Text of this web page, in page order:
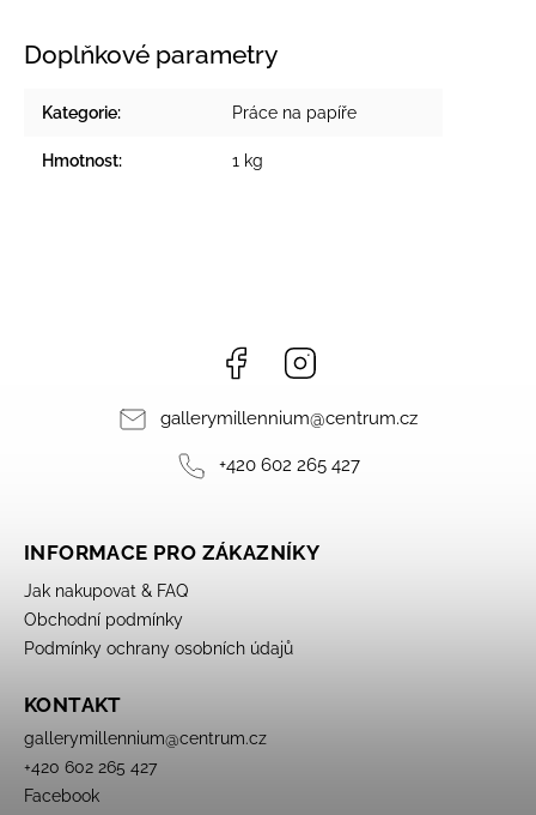
Doplňkové parametry
Kategorie: Práce na papíře
Hmotnost: 1 kg
Facebook
gallerymillennium@centrum.cz
+420 602 265 427
INFORMACE PRO ZÁKAZNÍKY
Jak nakupovat & FAQ
Obchodní podmínky
Podmínky ochrany osobních údajů
KONTAKT
gallerymillennium@centrum.cz
+420 602 265 427
Facebook